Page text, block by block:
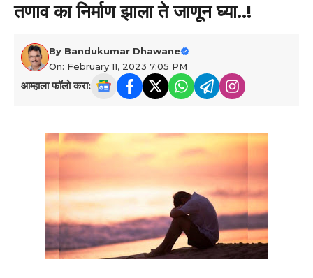
तणाव का निर्माण झाला ते जाणून घ्या..!
By Bandukumar Dhawane
On: February 11, 2023 7:05 PM
आम्हाला फॉलो करा: